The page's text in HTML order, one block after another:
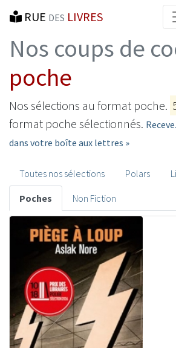
RUE DES LIVRES
Nos coups de
poche
Nos sélections au format poche.
format poche sélectionnés.
dans votre boîte aux lettres »
Toutes nos sélections Polars
Poches Non Fiction